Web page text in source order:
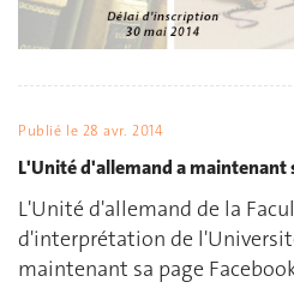
Publié le 28 avr. 2014
L'Unité d'allemand a maintenant
L'Unité d'allemand de la
d'interprétation de
maintenant sa page